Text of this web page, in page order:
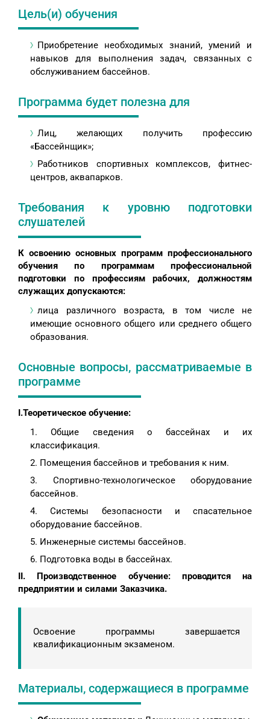
Цель(и) обучения
Приобретение необходимых знаний, умений и
навыков для выполнения задач, связанных с
обслуживанием бассейнов.
Программа будет полезна для
Лиц, желающих получить профессию
«Бассейнщик»;
Работников спортивных комплексов, фитнес-
центров, аквапарков.
Требования к уровню подготовки
слушателей
К освоению основных программ профессионального
обучения по программам профессиональной
подготовки по профессиям рабочих, должностям
служащих допускаются:
лица различного возраста, в том числе не
имеющие основного общего или среднего общего
образования.
Основные вопросы, рассматриваемые в
программе
I.Теоретическое обучение:
Общие сведения о бассейнах и их
классификация.
Помещения бассейнов и требования к ним.
Спортивно-технологическое оборудование
бассейнов.
Системы безопасности и спасательное
оборудование бассейнов.
Инженерные системы бассейнов.
Подготовка воды в бассейнах.
II. Производственное обучение: проводится на
предприятии и силами Заказчика.
Освоение программы завершается
квалификационным экзаменом.
Материалы, содержащиеся в программе